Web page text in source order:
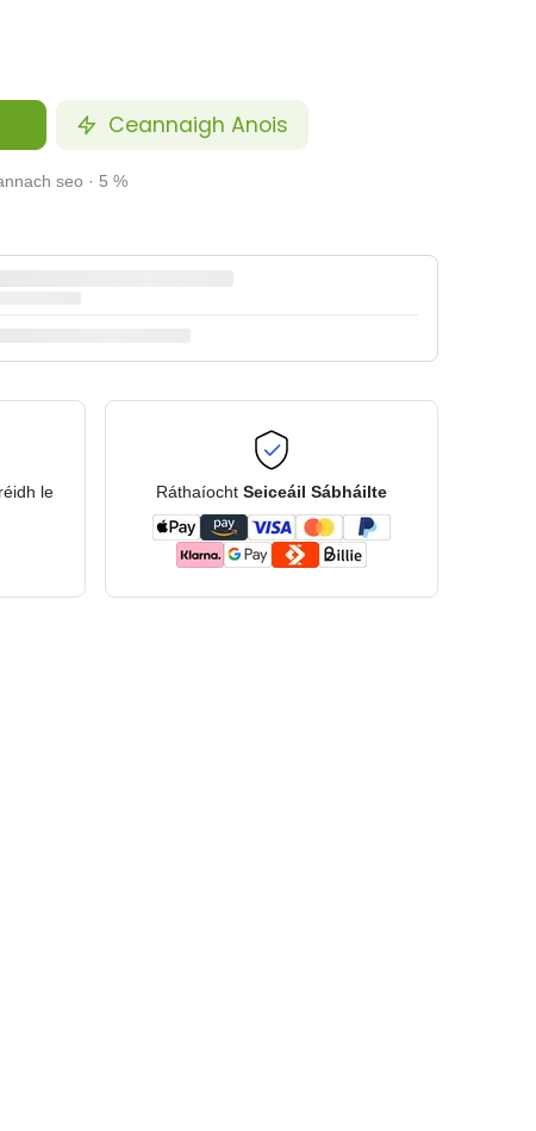
Ceannaigh Anois
seo · 5 %
réidh le
Ráthaíocht Seiceáil Sábháilte